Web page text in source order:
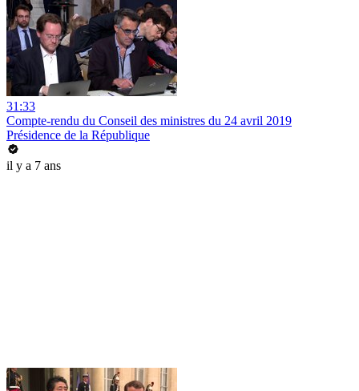
31:33
Compte-rendu du Conseil des ministres du 24 avril 2019
Présidence de la République
il y a 7 ans